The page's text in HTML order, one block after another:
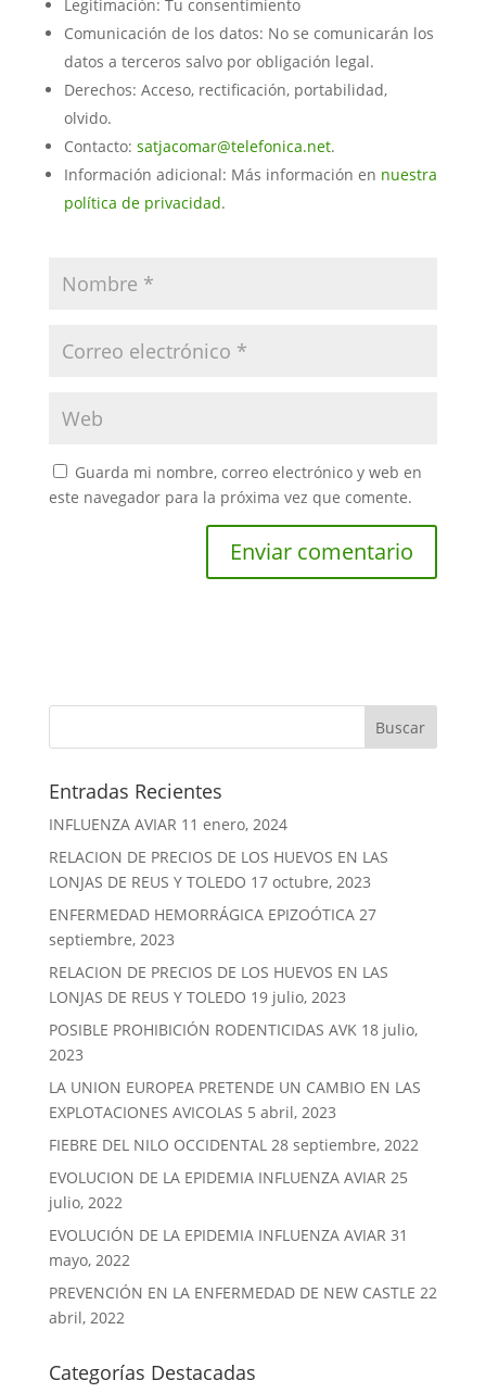
Legitimación: Tu consentimiento
Comunicación de los datos: No se comunicarán los
datos a terceros salvo por obligación legal.
Derechos: Acceso, rectificación, portabilidad,
olvido.
Contacto: satjacomar@telefonica.net.
Información adicional: Más información en nuestra
política de privacidad.
Guarda mi nombre, correo electrónico y web en
este navegador para la próxima vez que comente.
Entradas Recientes
INFLUENZA AVIAR 11 enero, 2024
RELACION DE PRECIOS DE LOS HUEVOS EN LAS
LONJAS DE REUS Y TOLEDO 17 octubre, 2023
ENFERMEDAD HEMORRÁGICA EPIZOÓTICA 27
septiembre, 2023
RELACION DE PRECIOS DE LOS HUEVOS EN LAS
LONJAS DE REUS Y TOLEDO 19 julio, 2023
POSIBLE PROHIBICIÓN RODENTICIDAS AVK 18 julio,
2023
LA UNION EUROPEA PRETENDE UN CAMBIO EN LAS
EXPLOTACIONES AVICOLAS 5 abril, 2023
FIEBRE DEL NILO OCCIDENTAL 28 septiembre, 2022
EVOLUCION DE LA EPIDEMIA INFLUENZA AVIAR 25
julio, 2022
EVOLUCIÓN DE LA EPIDEMIA INFLUENZA AVIAR 31
mayo, 2022
PREVENCIÓN EN LA ENFERMEDAD DE NEW CASTLE 22
abril, 2022
Categorías Destacadas